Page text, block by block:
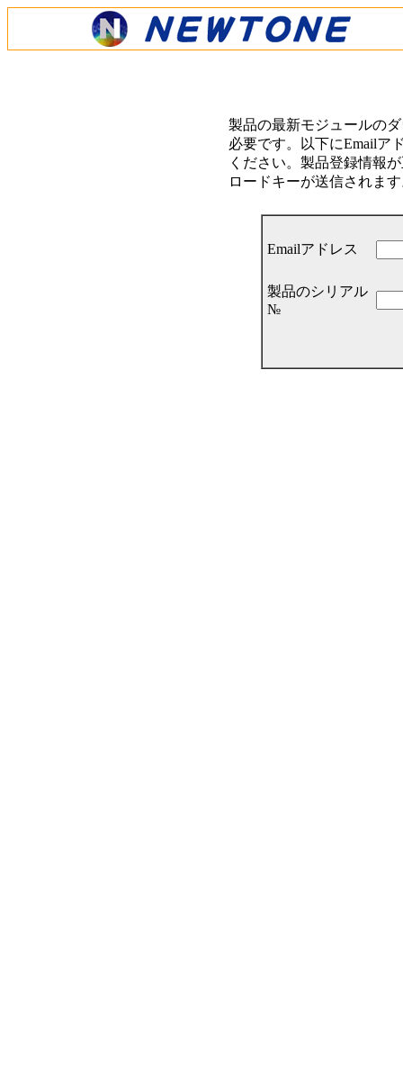
製品の最新モジュールの
必要です。以下にEmailア
ください。製品登録情報
ロードキーが送信されま
Emailアドレス
製品のシリアル
№